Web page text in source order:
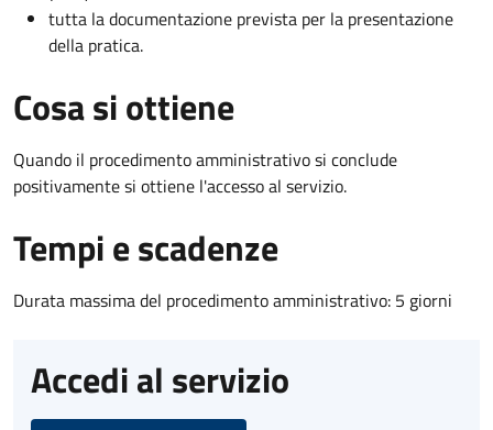
tutta la documentazione prevista per la presentazione
della pratica.
Cosa si ottiene
Quando il procedimento amministrativo si conclude
positivamente si ottiene l'accesso al servizio.
Tempi e scadenze
Durata massima del procedimento amministrativo: 5 giorni
Accedi al servizio